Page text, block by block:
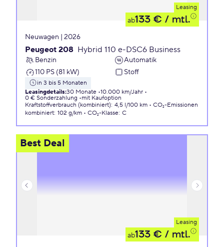
Leasing
ab133 € / mtl.
Neuwagen | 2026
Peugeot 208 Hybrid 110 e-DSC6 Business
Benzin
Automatik
110 PS (81 kW)
Stoff
in 3 bis 5 Monaten
Leasingdetails:30 Monate 10.000 km/Jahr
0 € Sonderzahlung
mit Kaufoption
Kraftstoffverbrauch (kombiniert): 4,5 l/100 km
CO₂-Emissionen
kombiniert: 102 g/km CO₂-Klasse: C
Best Deal
Leasing
ab133 € / mtl.